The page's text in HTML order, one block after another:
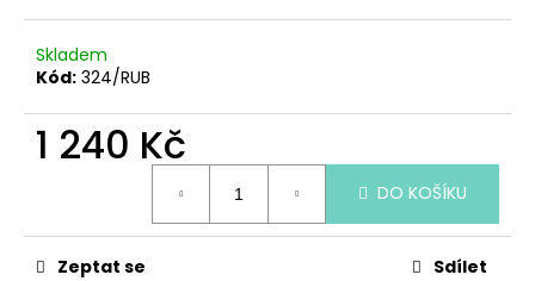
Skladem
Kód: 324/RUB
1 240 Kč
DO KOŠÍKU
Zeptat se Sdílet
D
o
p
r
j